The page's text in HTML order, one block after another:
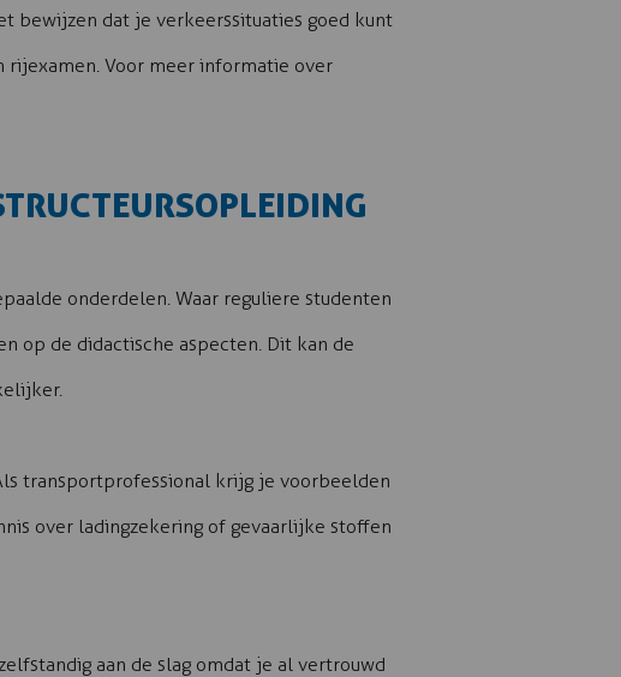
bewijzen dat je verkeerssituaties goed kunt
rijexamen. Voor meer informatie over
onderdelen. Waar reguliere studenten
op de didactische aspecten. Dit kan de
transportprofessional krijg je voorbeelden
over ladingzekering of gevaarlijke stoffen
aan de slag omdat je al vertrouwd